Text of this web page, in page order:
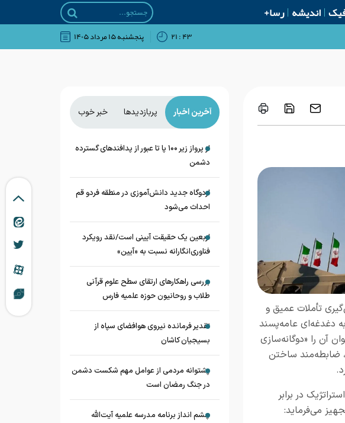
اندیشه رسا+
۴۳ : ۲۱ پنجشنبه ۱۵ مرداد ۱۴۰۵
تأملات عمیق و
دغدغه‌ای عامه‌پسند
آن را «دوگانه‌سازی
ضابطه‌مند ساختن
در برابر
می‌فرماید:
آخرین اخبار پربازدیدها خبر خوب
از پرواز زیر ۱۰۰ پا تا عبور از پدافند‌های گسترده
دشمن
اردوگاه جدید دانش‌آموزی در منطقه فردو قم
احداث می‌شود
اربعین یک حقیقت آیینی است/نقد رویکرد
فناوری‌انگارانه نسبت به «آیین»
بررسی راهکارهای ارتقای سطح علوم قرآنی
طلاب و روحانیون حوزه علمیه فارس
تقدیر فرمانده نیروی هوافضای سپاه از
بسیجیان کاشان
پشتوانه مردمی از عوامل مهم شکست دشمن
در جنگ رمضان است
چشم‌ انداز برنامه مدرسه علمیه آیت‌الله